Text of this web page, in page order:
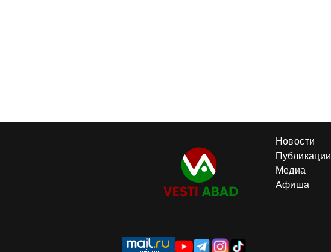
Новости
Публикации
Медиа
Афиша